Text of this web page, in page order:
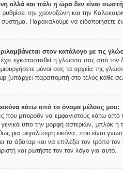
αλλά και πάλι η ώρα δεν είναι
ρυθμίσει την χρονοζώνη και την
σύστημα. Παρακαλούμε να ειδοποιήσετε
στον κατάλογο με τις
εγκατασταθεί η γλώσσα σας από τον
μόνοι σας τα αρχεία της
(υπάρχει παραπομπή στο τέλος κάθε
κάτω από το όνομα μέλους μου;
που μπορούν να εμφανιστούς κάτω από
υπο την μορφή αστεριών, μπλόκ ή
μια μεγαλύτερη εικόνα, που είναι
τα άβαταρ και να επιλέξει τον τρόπο
και ρωτήστε τον τον λόγο για αυτό.